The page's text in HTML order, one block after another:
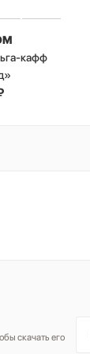
кафф
скачать его